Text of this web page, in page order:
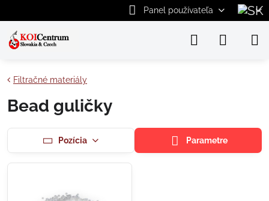
Panel používateľa
Filtračné materiály
Bead guličky
Pozícia Parametre